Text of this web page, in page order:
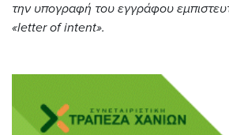
την υπογραφή του εγγράφου
«letter of intent».